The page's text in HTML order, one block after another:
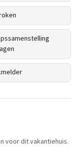
voor dit vakantiehuis.